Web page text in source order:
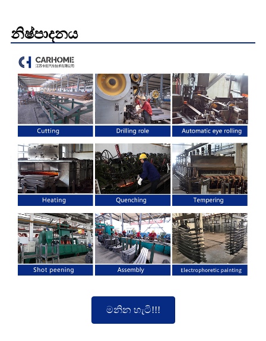
නිෂ්පාදනය
මනින හැටි!!!